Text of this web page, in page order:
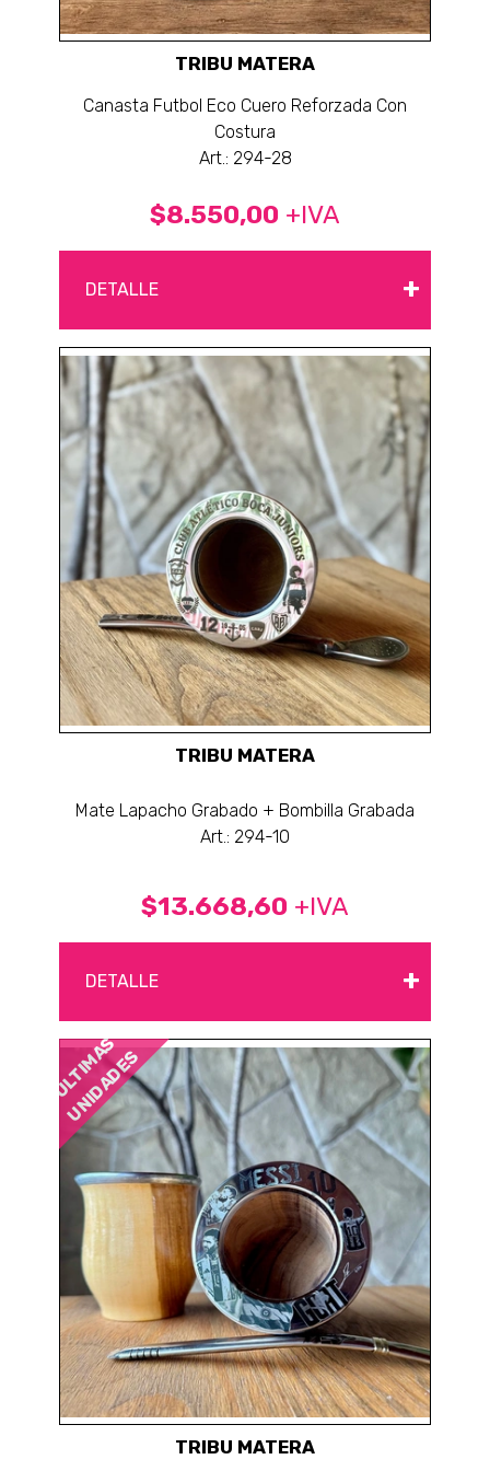
TRIBU MATERA
Canasta Futbol Eco Cuero Reforzada Con
Costura
Art.: 294-28
$8.550,00 +IVA
DETALLE +
TRIBU MATERA
Mate Lapacho Grabado + Bombilla Grabada
Art.: 294-10
$13.668,60 +IVA
DETALLE +
ÚLTIMAS
UNIDADES
TRIBU MATERA